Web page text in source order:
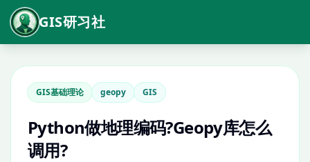
GIS研习社
GIS基础理论 geopy GIS
Python做地理编码?Geopy库怎么
调用?